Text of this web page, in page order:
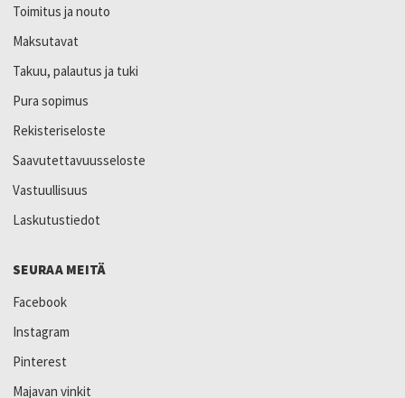
Toimitus ja nouto
Maksutavat
Takuu, palautus ja tuki
Pura sopimus
Rekisteriseloste
Saavutettavuusseloste
Vastuullisuus
Laskutustiedot
SEURAA MEITÄ
Facebook
Instagram
Pinterest
Majavan vinkit